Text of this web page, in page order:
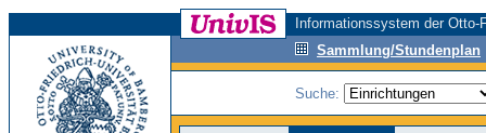
Informationssystem der
Sammlung/Stundenplan
Suche: